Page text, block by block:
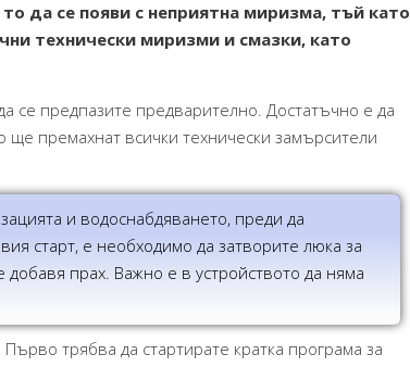
да се появи с неприятна миризма, тъй като
технически миризми и смазки, като
се предпазите предварително. Достатъчно е да
ще премахнат всички технически замърсители
и водоснабдяването, преди да
старт, е необходимо да затворите люка за
прах. Важно е в устройството да няма
трябва да стартирате кратка програма за